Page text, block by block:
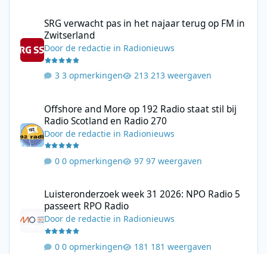
SRG verwacht pas in het najaar terug op FM in
Zwitserland
Doorde redactie in Radionieuws
3 opmerkingen 213 weergaven
Offshore and More op 192 Radio staat stil bij
Radio Scotland en Radio 270
Doorde redactie in Radionieuws
0 opmerkingen 97 weergaven
Luisteronderzoek week 31 2026: NPO Radio 5
passeert RPO Radio
Doorde redactie in Radionieuws
0 opmerkingen 181 weergaven